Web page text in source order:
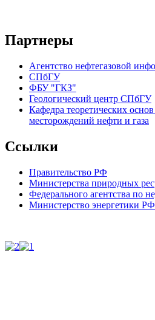
Партнеры
Агентство нефтегазовой
СПбГУ
ФБУ "ГКЗ"
Геологический центр СПбГУ
Кафедра теоретических основ
месторождений нефти и газа
Ссылки
Правительство РФ
Министерства природных
Федерального агентства по
Министерство энергетики РФ